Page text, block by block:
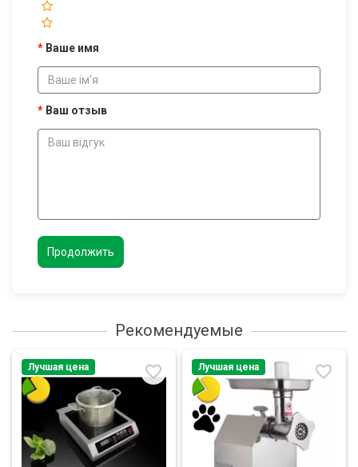
Ваше имя
Ваш отзыв
Продолжить
Рекомендуемые
Лучшая цена Лучшая цена